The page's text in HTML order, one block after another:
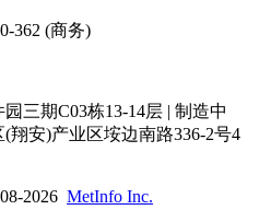
362 (商务)
三期C03栋13-14层 | 制造中
安)产业区垵边南路336-2号4
2026 MetInfo Inc.